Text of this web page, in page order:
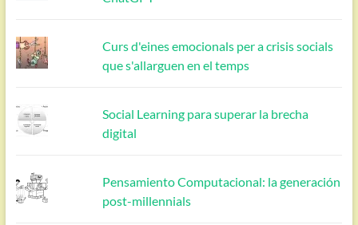
Curs d'eines emocionals per a crisis socials
que s'allarguen en el temps
Social Learning para superar la brecha
digital
Pensamiento Computacional: la generación
post-millennials